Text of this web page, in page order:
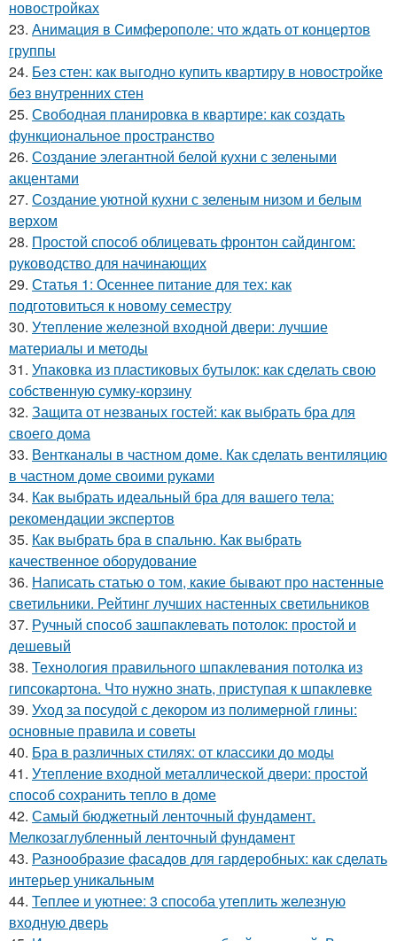
новостройках
23. Анимация в Симферополе: что ждать от концертов
группы
24. Без стен: как выгодно купить квартиру в новостройке
без внутренних стен
25. Свободная планировка в квартире: как создать
функциональное пространство
26. Создание элегантной белой кухни с зелеными
акцентами
27. Создание уютной кухни с зеленым низом и белым
верхом
28. Простой способ облицевать фронтон сайдингом:
руководство для начинающих
29. Статья 1: Осеннее питание для тех: как
подготовиться к новому семестру
30. Утепление железной входной двери: лучшие
материалы и методы
31. Упаковка из пластиковых бутылок: как сделать свою
собственную сумку-корзину
32. Защита от незваных гостей: как выбрать бра для
своего дома
33. Вентканалы в частном доме. Как сделать вентиляцию
в частном доме своими руками
34. Как выбрать идеальный бра для вашего тела:
рекомендации экспертов
35. Как выбрать бра в спальню. Как выбрать
качественное оборудование
36. Написать статью о том, какие бывают про настенные
светильники. Рейтинг лучших настенных светильников
37. Ручный способ зашпаклевать потолок: простой и
дешевый
38. Технология правильного шпаклевания потолка из
гипсокартона. Что нужно знать, приступая к шпаклевке
39. Уход за посудой с декором из полимерной глины:
основные правила и советы
40. Бра в различных стилях: от классики до моды
41. Утепление входной металлической двери: простой
способ сохранить тепло в доме
42. Самый бюджетный ленточный фундамент.
Мелкозаглубленный ленточный фундамент
43. Разнообразие фасадов для гардеробных: как сделать
интерьер уникальным
44. Теплее и уютнее: 3 способа утеплить железную
входную дверь